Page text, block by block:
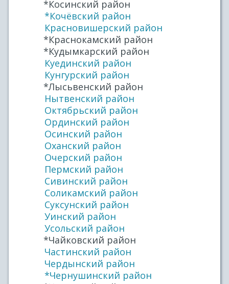
*Косинский район
*Кочёвский район
Красновишерский район
*Краснокамский район
*Кудымкарский район
Куединский район
Кунгурский район
*Лысьвенский район
Нытвенский район
Октябрьский район
Ординский район
Осинский район
Оханский район
Очерский район
Пермский район
Сивинский район
Соликамский район
Суксунский район
Уинский район
Усольский район
*Чайковский район
Частинский район
Чердынский район
*Чернушинский район